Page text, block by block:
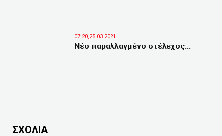
07:20,25.03.2021
Νέο παραλλαγμένο στέλεχος...
ΣΧΟΛΙΑ